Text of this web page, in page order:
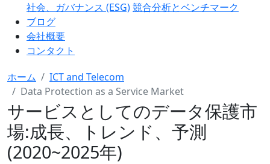
社会、ガバナンス (ESG)競合分析とベンチマーク
ブログ
会社概要
コンタクト
ホーム
ICT and Telecom
Data Protection as a Service Market
サービスとしてのデータ保護市
場:成長、トレンド、予測
(2020~2025年)